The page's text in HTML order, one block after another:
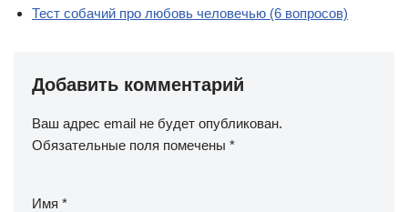
Тест собачий про любовь человечью (6 вопросов)
Добавить комментарий
Ваш адрес email не будет опубликован.
Обязательные поля помечены *
Имя *